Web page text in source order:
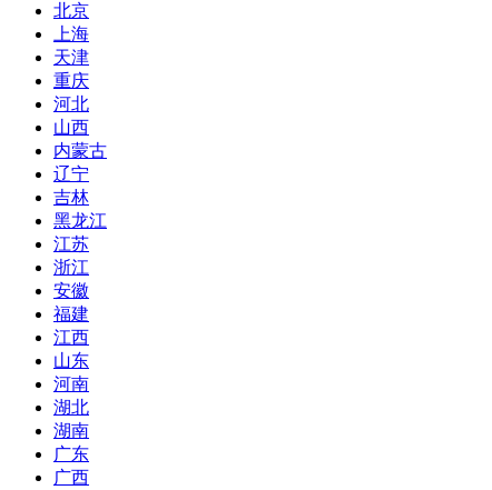
北京
上海
天津
重庆
河北
山西
内蒙古
辽宁
吉林
黑龙江
江苏
浙江
安徽
福建
江西
山东
河南
湖北
湖南
广东
广西